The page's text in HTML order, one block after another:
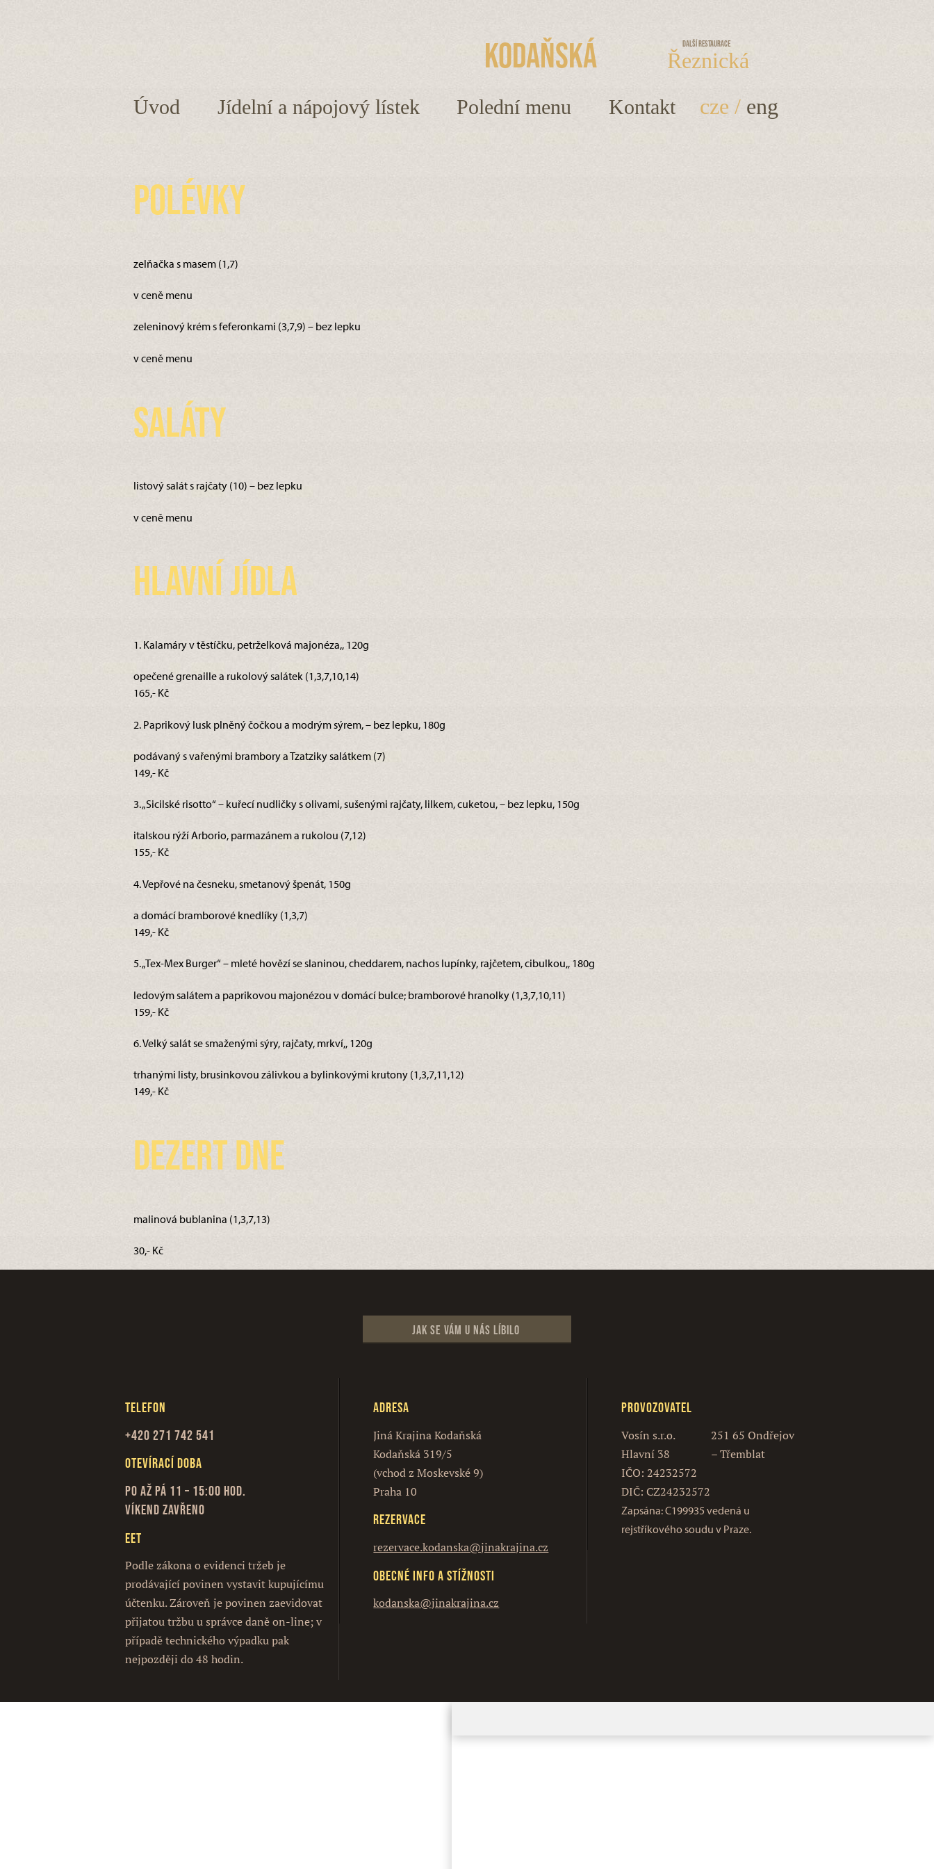
Kodaňská Další restaurace
Řeznická
Úvod Jídelní a nápojový lístek Polední menu Kontakt cze / eng
Polévky
zelňačka s masem (1,7)
v ceně menu
zeleninový krém s feferonkami (3,7,9) – bez lepku
v ceně menu
Saláty
listový salát s rajčaty (10) – bez lepku
v ceně menu
Hlavní jídla
1. Kalamáry v těstíčku, petrželková majonéza,, 120g
opečené grenaille a rukolový salátek (1,3,7,10,14)
165,- Kč
2. Paprikový lusk plněný čočkou a modrým sýrem, – bez lepku, 180g
podávaný s vařenými brambory a Tzatziky salátkem (7)
149,- Kč
3. „Sicilské risotto“ – kuřecí nudličky s olivami, sušenými rajčaty, lilkem, cuketou, – bez lepku, 150g
italskou rýží Arborio, parmazánem a rukolou (7,12)
155,- Kč
4. Vepřové na česneku, smetanový špenát, 150g
a domácí bramborové knedlíky (1,3,7)
149,- Kč
5. „Tex-Mex Burger“ – mleté hovězí se slaninou, cheddarem, nachos lupínky, rajčetem, cibulkou,, 180g
ledovým salátem a paprikovou majonézou v domácí bulce; bramborové hranolky (1,3,7,10,11)
159,- Kč
6. Velký salát se smaženými sýry, rajčaty, mrkví,, 120g
trhanými listy, brusinkovou zálivkou a bylinkovými krutony (1,3,7,11,12)
149,- Kč
Dezert dne
malinová bublanina (1,3,7,13)
30,- Kč
Jak se vám u nás líbilo
Telefon
+420 271 742 541
Otevírací doba
Po až Pá 11 – 15:00 hod.
Víkend zavřeno
EET
Podle zákona o evidenci tržeb je
prodávající povinen vystavit kupujícímu
účtenku. Zároveň je povinen zaevidovat
přijatou tržbu u správce daně on-line; v
případě technického výpadku pak
nejpozději do 48 hodin.
Adresa
Jiná Krajina Kodaňská
Kodaňská 319/5
(vchod z Moskevské 9)
Praha 10
Rezervace
rezervace.kodanska@jinakrajina.cz
Obecné info a stížnosti
kodanska@jinakrajina.cz
Provozovatel
Vosín s.r.o.
Hlavní 38
251 65 Ondřejov
– Třemblat
IČO: 24232572
DIČ: CZ24232572
Zapsána: C199935 vedená u
rejstříkového soudu v Praze.